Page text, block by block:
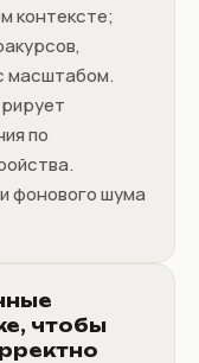
контексте;
масштабом.
по
фонового шума
чтобы